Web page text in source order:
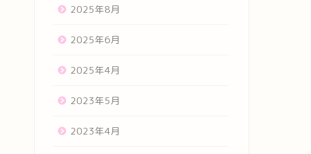
2025年8月
2025年6月
2025年4月
2023年5月
2023年4月